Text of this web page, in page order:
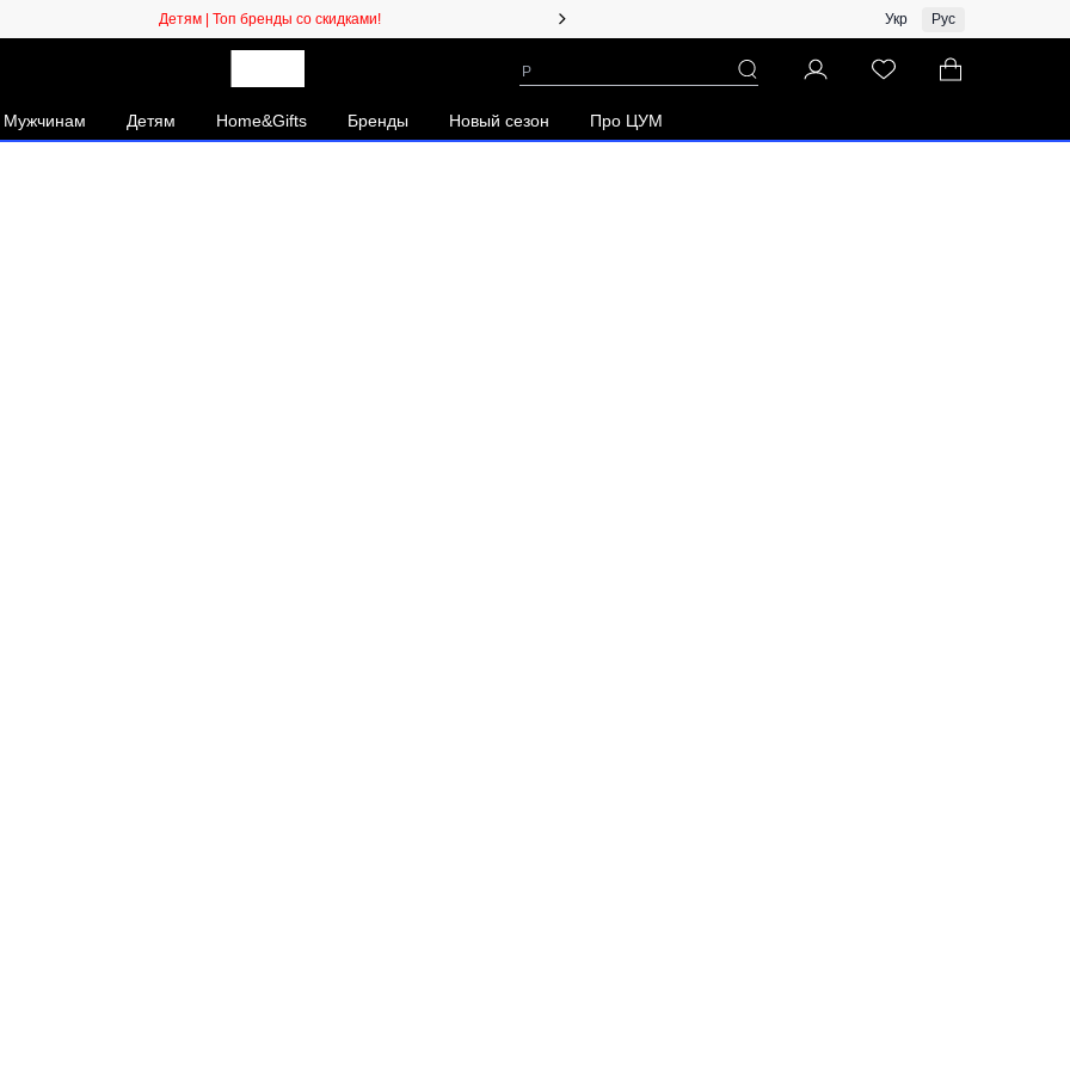
Детям | Топ бренды со скидками! Женщинам | Топ бренды со скидками!
Укр Рус
Мужчинам Детям Home&Gifts Бренды Новый сезон Про ЦУМ